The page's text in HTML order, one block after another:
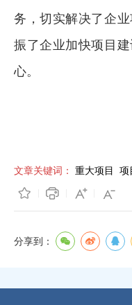
务，切实解决了企
振了企业加快项目
心。
文章关键词： 重大项目 项
分享到：